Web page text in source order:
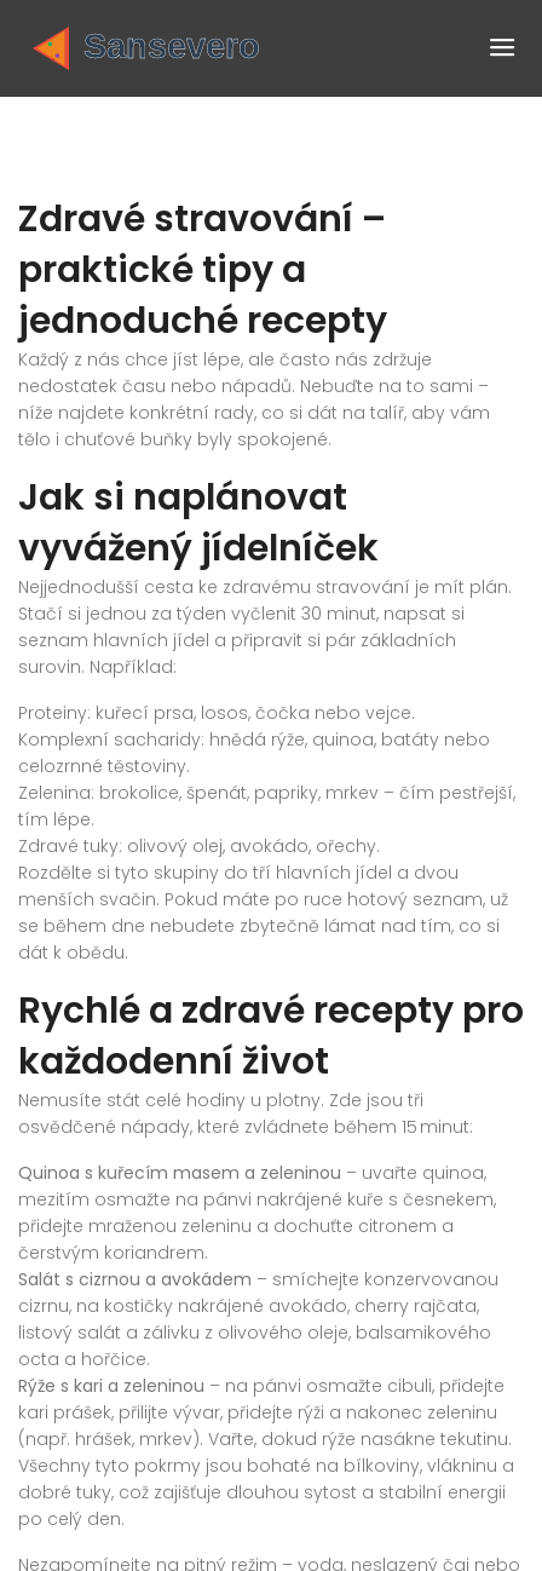
Zdravé stravování –
praktické tipy a
jednoduché recepty
Každý z nás chce jíst lépe, ale často nás zdržuje
nedostatek času nebo nápadů. Nebuďte na to sami –
níže najdete konkrétní rady, co si dát na talíř, aby vám
tělo i chuťové buňky byly spokojené.
Jak si naplánovat
vyvážený jídelníček
Nejjednodušší cesta ke zdravému stravování je mít plán.
Stačí si jednou za týden vyčlenit 30 minut, napsat si
seznam hlavních jídel a připravit si pár základních
surovin. Například:
Proteiny: kuřecí prsa, losos, čočka nebo vejce.
Komplexní sacharidy: hnědá rýže, quinoa, batáty nebo
celozrnné těstoviny.
Zelenina: brokolice, špenát, papriky, mrkev – čím pestřejší,
tím lépe.
Zdravé tuky: olivový olej, avokádo, ořechy.
Rozdělte si tyto skupiny do tří hlavních jídel a dvou
menších svačin. Pokud máte po ruce hotový seznam, už
se během dne nebudete zbytečně lámat nad tím, co si
dát k obědu.
Rychlé a zdravé recepty pro
každodenní život
Nemusíte stát celé hodiny u plotny. Zde jsou tři
osvědčené nápady, které zvládnete během 15 minut:
Quinoa s kuřecím masem a zeleninou – uvařte quinoa,
mezitím osmažte na pánvi nakrájené kuře s česnekem,
přidejte mraženou zeleninu a dochuťte citronem a
čerstvým koriandrem.
Salát s cizrnou a avokádem – smíchejte konzervovanou
cizrnu, na kostičky nakrájené avokádo, cherry rajčata,
listový salát a zálivku z olivového oleje, balsamikového
octa a hořčice.
Rýže s kari a zeleninou – na pánvi osmažte cibuli, přidejte
kari prášek, přilijte vývar, přidejte rýži a nakonec zeleninu
(např. hrášek, mrkev). Vařte, dokud rýže nasákne tekutinu.
Všechny tyto pokrmy jsou bohaté na bílkoviny, vlákninu a
dobré tuky, což zajišťuje dlouhou sytost a stabilní energii
po celý den.
Nezapomínejte na pitný režim – voda, neslazený čaj nebo